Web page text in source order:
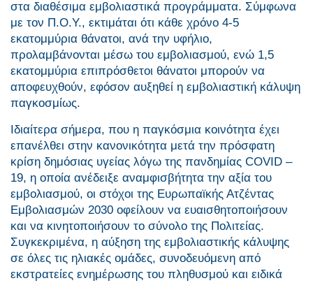
στα διαθέσιμα εμβολιαστικά προγράμματα. Σύμφωνα
με τον Π.Ο.Υ., εκτιμάται ότι κάθε χρόνο 4-5
εκατομμύρια θάνατοι, ανά την υφήλιο,
προλαμβάνονται μέσω του εμβολιασμού, ενώ 1,5
εκατομμύρια επιπρόσθετοι θάνατοι μπορούν να
αποφευχθούν, εφόσον αυξηθεί η εμβολιαστική κάλυψη
παγκοσμίως.
Ιδιαίτερα σήμερα, που η παγκόσμια κοινότητα έχει
επανέλθει στην κανονικότητα μετά την πρόσφατη
κρίση δημόσιας υγείας λόγω της πανδημίας COVID –
19, η οποία ανέδειξε αναμφισβήτητα την αξία του
εμβολιασμού, οι στόχοι της Ευρωπαϊκής Ατζέντας
Εμβολιασμών 2030 οφείλουν να ευαισθητοποιήσουν
και να κινητοποιήσουν το σύνολο της Πολιτείας.
Συγκεκριμένα, η αύξηση της εμβολιαστικής κάλυψης
σε όλες τις ηλιακές ομάδες, συνοδευόμενη από
εκστρατείες ενημέρωσης του πληθυσμού και ειδικά